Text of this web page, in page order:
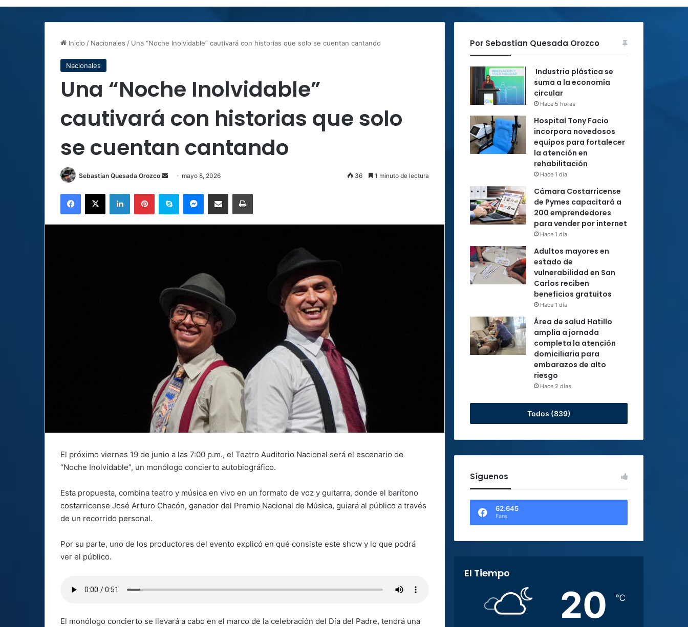
Inicio / Nacionales / Una “Noche Inolvidable” cautivará con historias que solo se cuentan cantando
Nacionales
Una “Noche Inolvidable”
cautivará con historias que solo
se cuentan cantando
Sebastian Quesada Orozco
Send
email
mayo 8, 2026 36 1 minuto de lectura
Facebook
X LinkedInPinterestSkype MessengerCompartir por correo electrónicoImprimir
El próximo viernes 19 de junio a las 7:00 p.m., el Teatro Auditorio Nacional será el escenario de
“Noche Inolvidable”, un monólogo concierto autobiográfico.
Esta propuesta, combina teatro y música en vivo en un formato de voz y guitarra, donde el barítono
costarricense José Arturo Chacón, ganador del Premio Nacional de Música, guiará al público a través
de un recorrido personal.
Por su parte, uno de los productores del evento explicó en qué consiste este show y lo que podrá
ver el público.
El monólogo concierto se llevará a cabo en el marco de la celebración del Día del Padre, tendrá una
Por Sebastian Quesada Orozco
Industria plástica se
suma a la economía
circular
Hace 5 horas
Hospital Tony Facio
incorpora novedosos
equipos para fortalecer
la atención en
rehabilitación
Hace 1 día
Cámara Costarricense
de Pymes capacitará a
200 emprendedores
para vender por internet
Hace 1 día
Adultos mayores en
estado de
vulnerabilidad en San
Carlos reciben
beneficios gratuitos
Hace 1 día
Área de salud Hatillo
amplía a jornada
completa la atención
domiciliaria para
embarazos de alto
riesgo
Hace 2 días
Todos (839)
Síguenos
62.645
Fans
El Tiempo
20 ℃